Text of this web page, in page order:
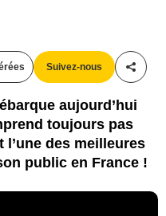
Suivez-nous
aujourd’hui
toujours pas
des meilleures
public en France !